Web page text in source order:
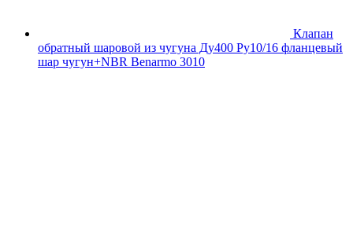
Клапан
обратный шаровой из чугуна Ду400 Ру10/16 фланцевый
шар чугун+NBR Benarmo 3010